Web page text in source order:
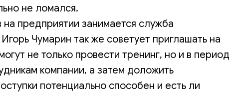
не ломался.
предприятии занимается служба
Чумарин так же советует приглашать на
не только провести тренинг, но и в период
компании, а затем доложить
потенциально способен и есть ли